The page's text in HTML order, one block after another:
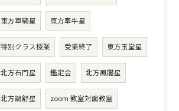
東方車騎星 東方牽牛星
特別クラス授業 受業終了 東方玉堂星
北方石門星 鑑定会 北方鳳閣星
北方調舒星 zoom 教室対面教室